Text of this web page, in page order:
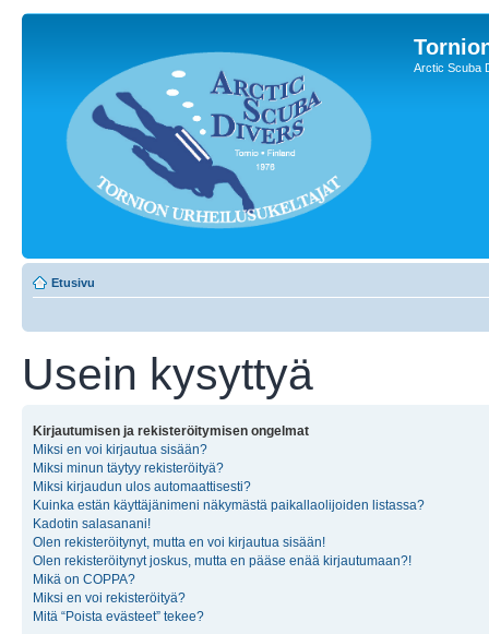
Arctic Scuba
Etusivu
Usein kysyttyä
Kirjautumisen ja rekisteröitymisen ongelmat
Miksi en voi kirjautua sisään?
Miksi minun täytyy rekisteröityä?
Miksi kirjaudun ulos automaattisesti?
Kuinka estän käyttäjänimeni näkymästä paikallaolijoiden listassa?
Kadotin salasanani!
Olen rekisteröitynyt, mutta en voi kirjautua sisään!
Olen rekisteröitynyt joskus, mutta en pääse enää kirjautumaan?!
Mikä on COPPA?
Miksi en voi rekisteröityä?
Mitä “Poista evästeet” tekee?